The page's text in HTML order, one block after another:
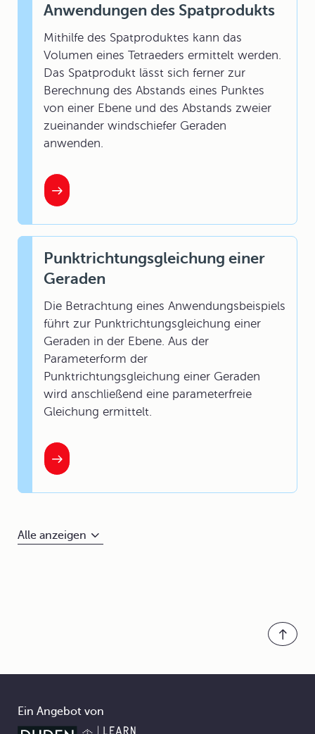
Anwendungen des Spatprodukts
Mithilfe des Spatproduktes kann das
Volumen eines Tetraeders ermittelt werden.
Das Spatprodukt lässt sich ferner zur
Berechnung des Abstands eines Punktes
von einer Ebene und des Abstands zweier
zueinander windschiefer Geraden
anwenden.
Punktrichtungsgleichung einer
Geraden
Die Betrachtung eines Anwendungsbeispiels
führt zur Punktrichtungsgleichung einer
Geraden in der Ebene. Aus der
Parameterform der
Punktrichtungsgleichung einer Geraden
wird anschließend eine parameterfreie
Gleichung ermittelt.
Alle anzeigen
Ein Angebot von